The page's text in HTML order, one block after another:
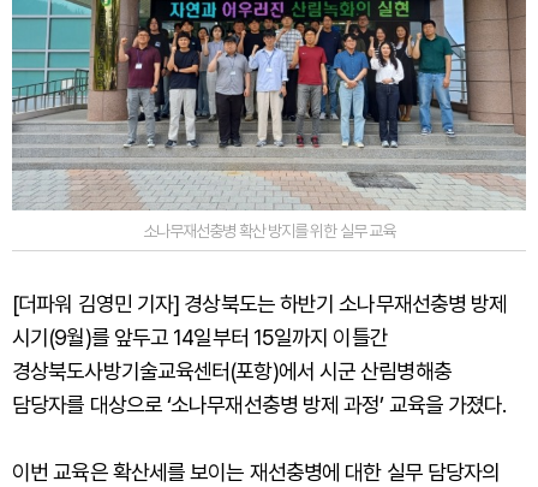
소나무재선충병 확산 방지를 위한 실무 교육
[더파워 김영민 기자] 경상북도는 하반기 소나무재선충병 방제
시기(9월)를 앞두고 14일부터 15일까지 이틀간
경상북도사방기술교육센터(포항)에서 시군 산림병해충
담당자를 대상으로 ‘소나무재선충병 방제 과정’ 교육을 가졌다.
이번 교육은 확산세를 보이는 재선충병에 대한 실무 담당자의